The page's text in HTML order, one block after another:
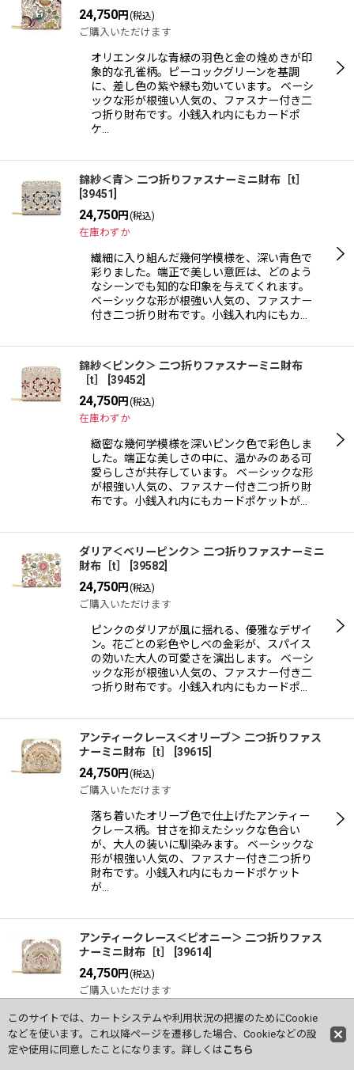
24,750円 (税込)
ご購入いただけます
オリエンタルな青緑の羽色と金の煌めきが印
象的な孔雀柄。ピーコックグリーンを基調
に、差し色の紫や緑も効いています。 ベーシ
ックな形が根強い人気の、ファスナー付き二
つ折り財布です。小銭入れ内にもカードポ
ケ…
錦紗＜青＞ 二つ折りファスナーミニ財布［t］
39451
24,750円 (税込)
在庫わずか
繊細に入り組んだ幾何学模様を、深い青色で
彩りました。端正で美しい意匠は、どのよう
なシーンでも知的な印象を与えてくれます。
ベーシックな形が根強い人気の、ファスナー
付き二つ折り財布です。小銭入れ内にもカ…
錦紗＜ピンク＞ 二つ折りファスナーミニ財布
［t］
39452
24,750円 (税込)
在庫わずか
緻密な幾何学模様を深いピンク色で彩色しま
した。端正な美しさの中に、温かみのある可
愛らしさが共存しています。 ベーシックな形
が根強い人気の、ファスナー付き二つ折り財
布です。小銭入れ内にもカードポケットが…
ダリア＜ベリーピンク＞ 二つ折りファスナーミニ
財布［t］
39582
24,750円 (税込)
ご購入いただけます
ピンクのダリアが風に揺れる、優雅なデザイ
ン。花ごとの彩色やしべの金彩が、スパイス
の効いた大人の可愛さを演出します。 ベーシ
ックな形が根強い人気の、ファスナー付き二
つ折り財布です。小銭入れ内にもカードポ…
アンティークレース＜オリーブ＞ 二つ折りファス
ナーミニ財布［t］
39615
24,750円 (税込)
ご購入いただけます
落ち着いたオリーブ色で仕上げたアンティー
クレース柄。甘さを抑えたシックな色合い
が、大人の装いに馴染みます。 ベーシックな
形が根強い人気の、ファスナー付き二つ折り
財布です。小銭入れ内にもカードポケット
が…
アンティークレース＜ピオニー＞ 二つ折りファス
ナーミニ財布［t］
39614
24,750円 (税込)
ご購入いただけます
やわらかなピンクで表現したアンティークレ
ース柄。甘さの中に上品さが漂う、大人の可
このサイトでは、カートシステムや利用状況の把握のためにCookie
などを使います。これ以降ページを遷移した場合、Cookieなどの設
定や使用に同意したことになります。詳しくは こちら